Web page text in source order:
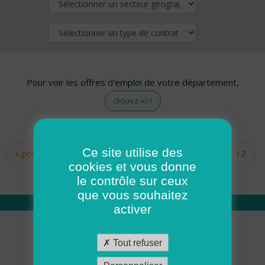
Pour voir les offres d'emploi de votre département,
cliquez ici !
Pages
« premier ‹ précédent … 10
12
14 15 16 17
Qui sommes nous
Académie ADMR
Ce site utilise des
cookies et vous donne
le contrôle sur ceux
que vous souhaitez
activer
Tout refuser